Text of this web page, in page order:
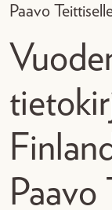
Paavo
Paavo